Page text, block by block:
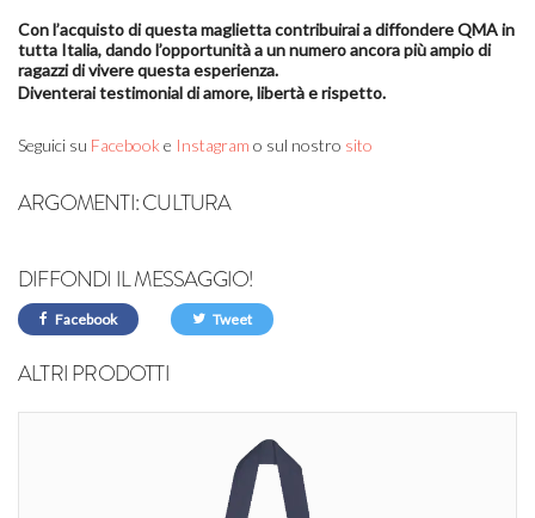
Con l’acquisto di questa maglietta contribuirai a diffondere QMA in
tutta Italia, dando l’opportunità a un numero ancora più ampio di
ragazzi di vivere questa esperienza.
Diventerai testimonial di amore, libertà e rispetto.
Seguici su Facebook e Instagram o sul nostro sito
ARGOMENTI:CULTURA
DIFFONDI IL MESSAGGIO!
Facebook Tweet
ALTRI PRODOTTI